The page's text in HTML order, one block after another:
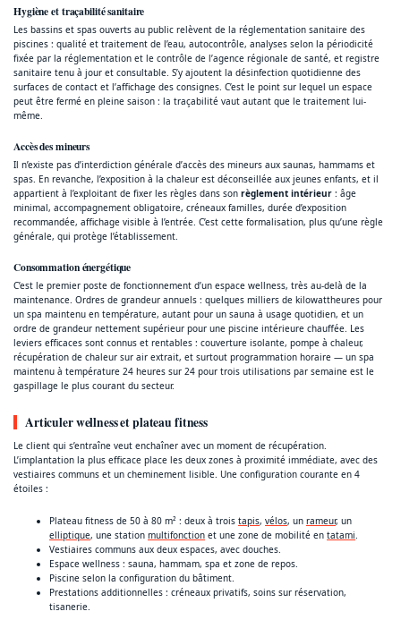
Hygiène et traçabilité sanitaire
Les bassins et spas ouverts au public relèvent de la réglementation sanitaire des
piscines : qualité et traitement de l’eau, autocontrôle, analyses selon la périodicité
fixée par la réglementation et le contrôle de l’agence régionale de santé, et registre
sanitaire tenu à jour et consultable. S’y ajoutent la désinfection quotidienne des
surfaces de contact et l’affichage des consignes. C’est le point sur lequel un espace
peut être fermé en pleine saison : la traçabilité vaut autant que le traitement lui-
même.
Accès des mineurs
Il n’existe pas d’interdiction générale d’accès des mineurs aux saunas, hammams et
spas. En revanche, l’exposition à la chaleur est déconseillée aux jeunes enfants, et il
appartient à l’exploitant de fixer les règles dans son règlement intérieur : âge
minimal, accompagnement obligatoire, créneaux familles, durée d’exposition
recommandée, affichage visible à l’entrée. C’est cette formalisation, plus qu’une règle
générale, qui protège l’établissement.
Consommation énergétique
C’est le premier poste de fonctionnement d’un espace wellness, très au-delà de la
maintenance. Ordres de grandeur annuels : quelques milliers de kilowattheures pour
un spa maintenu en température, autant pour un sauna à usage quotidien, et un
ordre de grandeur nettement supérieur pour une piscine intérieure chauffée. Les
leviers efficaces sont connus et rentables : couverture isolante, pompe à chaleur,
récupération de chaleur sur air extrait, et surtout programmation horaire — un spa
maintenu à température 24 heures sur 24 pour trois utilisations par semaine est le
gaspillage le plus courant du secteur.
Articuler wellness et plateau fitness
Le client qui s’entraîne veut enchaîner avec un moment de récupération.
L’implantation la plus efficace place les deux zones à proximité immédiate, avec des
vestiaires communs et un cheminement lisible. Une configuration courante en 4
étoiles :
Plateau fitness de 50 à 80 m² : deux à trois tapis, vélos, un rameur, un
elliptique, une station multifonction et une zone de mobilité en tatami.
Vestiaires communs aux deux espaces, avec douches.
Espace wellness : sauna, hammam, spa et zone de repos.
Piscine selon la configuration du bâtiment.
Prestations additionnelles : créneaux privatifs, soins sur réservation,
tisanerie.